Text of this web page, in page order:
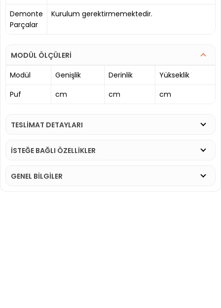
Demonte
Parçalar
Kurulum gerektirmemektedir.
MODÜL ÖLÇÜLERİ
Modül
Genişlik Derinlik
Yükseklik
Puf
cm cm cm
TESLİMAT DETAYLARI
İSTEĞE BAĞLI ÖZELLİKLER
GENEL BİLGİLER